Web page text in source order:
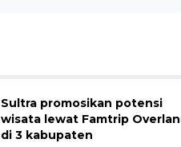
Sultra promosikan potensi
wisata lewat Famtrip
di 3 kabupaten